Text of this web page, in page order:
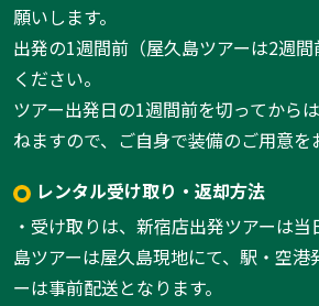
願いします。
出発の1週間前（屋久島ツアーは2週
ください。
ツアー出発日の1週間前を切ってから
ねますので、ご自身で装備のご用意を
レンタル受け取り・返却方法
・受け取りは、新宿店出発ツアーは
島ツアーは屋久島現地にて、駅・空港
ーは事前配送となります。